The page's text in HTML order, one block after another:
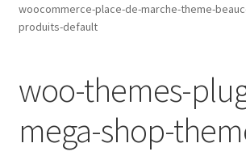
woocommerce-place-de-marche-theme-
produits-default
woo-themes-
mega-shop-